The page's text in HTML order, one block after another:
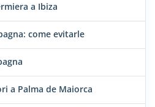
a Ibiza
come evitarle
a Palma de Maiorca